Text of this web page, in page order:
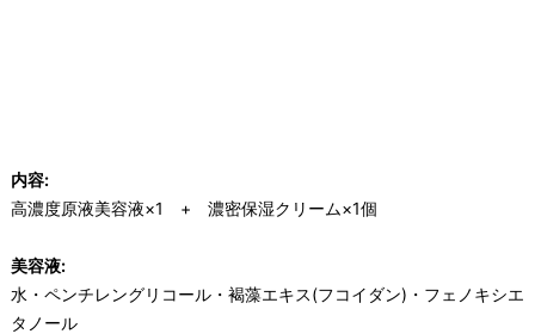
内容:
高濃度原液美容液×1 + 濃密保湿クリーム×1個
美容液:
水・ペンチレングリコール・褐藻エキス(フコイダン)・フェノキシエ
タノール